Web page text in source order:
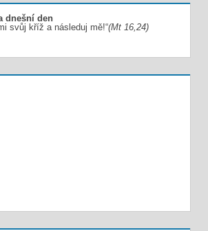
dnešní den
svůj kříž a následuj mě!“(Mt 16,24)